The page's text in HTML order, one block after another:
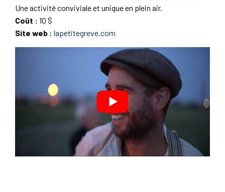
Une activité conviviale et unique en plein air.
Coût : 10 $
Site web : lapetitegreve.com